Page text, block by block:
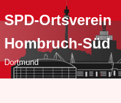
SPD-Ortsverein
Hombruch-Süd
Dortmund